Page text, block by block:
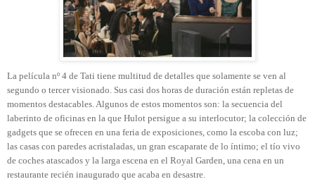
La película nº 4 de Tati tiene multitud de detalles que solamente se ven al
segundo o tercer visionado. Sus casi dos horas de duración están repletas de
momentos destacables. Algunos de estos momentos son: la secuencia del
laberinto de oficinas en la que Hulot persigue a su interlocutor; la colección de
gadgets que se ofrecen en una feria de exposiciones, como la escoba con luz;
las casas con paredes acristaladas, un gran escaparate de lo íntimo; el tío vivo
de coches atascados y la larga escena en el Royal Garden, una cena en un
restaurante recién inaugurado que acaba en desastre.